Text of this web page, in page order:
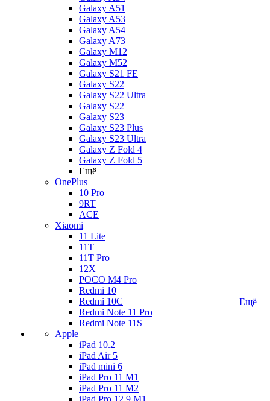
Galaxy A51
Galaxy A53
Galaxy A54
Galaxy A73
Galaxy M12
Galaxy M52
Galaxy S21 FE
Galaxy S22
Galaxy S22 Ultra
Galaxy S22+
Galaxy S23
Galaxy S23 Plus
Galaxy S23 Ultra
Galaxy Z Fold 4
Galaxy Z Fold 5
Ещё
OnePlus
10 Pro
9RT
ACE
Xiaomi
11 Lite
11T
11T Pro
12X
POCO M4 Pro
Redmi 10
Redmi 10C
Redmi Note 11 Pro
Redmi Note 11S
Apple
iPad 10.2
iPad Air 5
iPad mini 6
iPad Pro 11 M1
iPad Pro 11 M2
iPad Pro 12.9 M1
Ещё